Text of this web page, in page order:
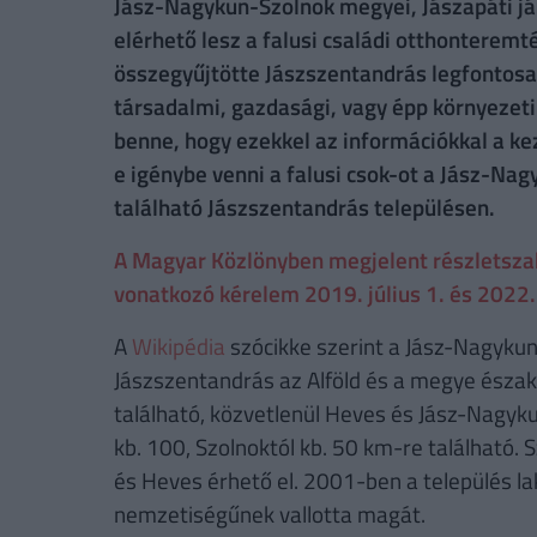
elérhető lesz a falusi családi
összegyűjtötte Jászszentandrás
társadalmi, gazdasági, vagy épp
benne, hogy ezekkel az információkkal a
e igénybe venni a falusi csok-ot a Jász-
található Jászszentandrás településen.
A Magyar Közlönyben megjelent
vonatkozó kérelem 2019. július 1. és
AWikipédia szócikke szerint a Jász-
Jászszentandrás az Alföld és a megye
található, közvetlenül Heves és Jász-
kb. 100, Szolnoktól kb. 50 km-re található.
és Heves érhető el. 2001-ben a település
nemzetiségűnek vallotta magát.